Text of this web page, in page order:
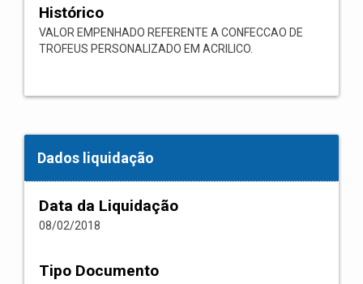
Histórico
VALOR EMPENHADO REFERENTE A CONFECCAO DE
TROFEUS PERSONALIZADO EM ACRILICO.
Dados liquidação
Data da Liquidação
08/02/2018
Tipo Documento